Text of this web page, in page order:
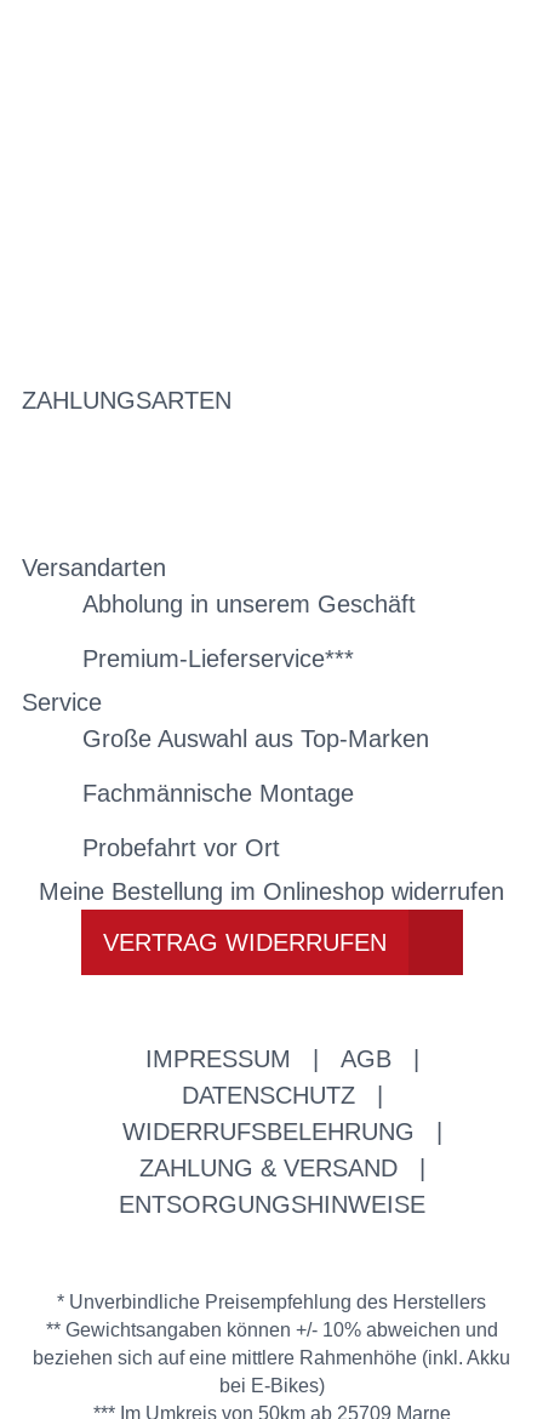
ZAHLUNGSARTEN
Versandarten
Abholung in unserem Geschäft
Premium-Lieferservice***
Service
Große Auswahl aus Top-Marken
Fachmännische Montage
Probefahrt vor Ort
Meine Bestellung im Onlineshop widerrufen
VERTRAG WIDERRUFEN
IMPRESSUM AGB
DATENSCHUTZ
WIDERRUFSBELEHRUNG
ZAHLUNG & VERSAND
ENTSORGUNGSHINWEISE
* Unverbindliche Preisempfehlung des Herstellers
** Gewichtsangaben können +/- 10% abweichen und
beziehen sich auf eine mittlere Rahmenhöhe (inkl. Akku
bei E-Bikes)
*** Im Umkreis von 50km ab 25709 Marne